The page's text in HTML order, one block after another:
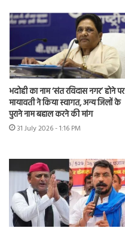
भदोही का नाम ‘संत रविदास नगर’ होने पर
मायावती ने किया स्वागत, अन्य जिलों के
पुराने नाम बहाल करने की मांग
31 July 2026 - 1:16 PM